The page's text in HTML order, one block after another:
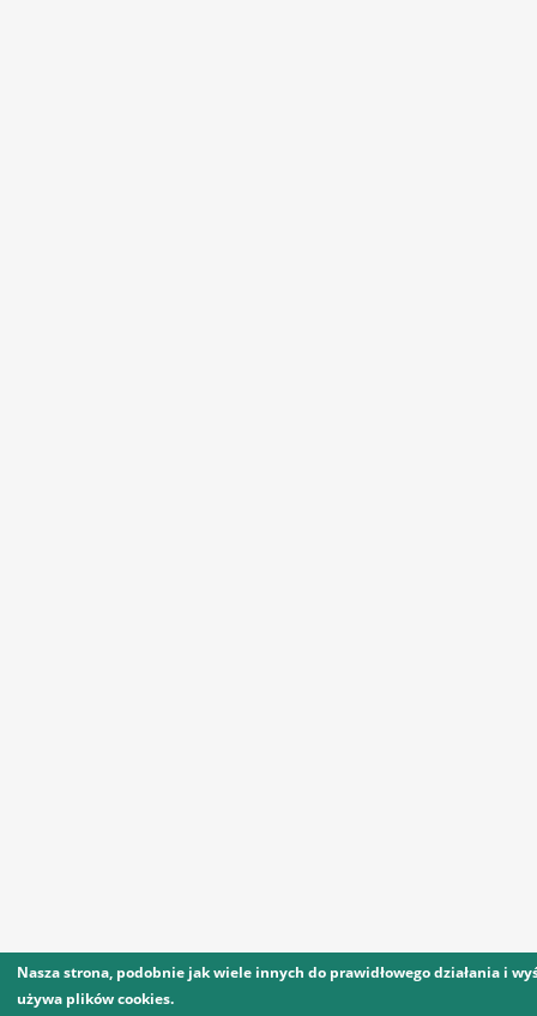
Nasza strona, podobnie jak wiele innych do prawidłowego działania i
używa plików cookies.